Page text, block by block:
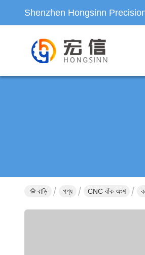
Shenzhen Hongsinn
বাড়ি পণ্য CNC বাঁক অংশ